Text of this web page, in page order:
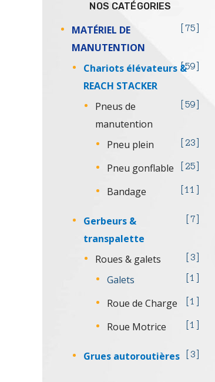
NOS CATÉGORIES
MATÉRIEL DE
MANUTENTION
75
Chariots élévateurs &
REACH STACKER
59
Pneus de
manutention
59
Pneu plein 23
Pneu gonflable 25
Bandage 11
Gerbeurs &
transpalette
7
Roues & galets 3
Galets 1
Roue de Charge 1
Roue Motrice 1
Grues autoroutières 3